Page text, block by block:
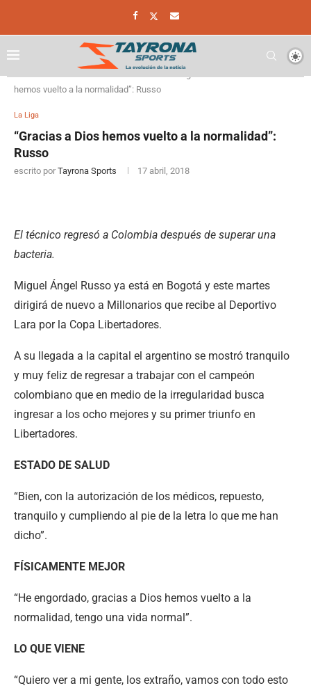
hemos vuelto a la normalidad”: Russo
La Liga
“Gracias a Dios hemos vuelto a la normalidad”:
Russo
escrito por Tayrona Sports 17 abril, 2018
El técnico regresó a Colombia después de superar una
bacteria.
Miguel Ángel Russo ya está en Bogotá y este martes
dirigirá de nuevo a Millonarios que recibe al Deportivo
Lara por la Copa Libertadores.
A su llegada a la capital el argentino se mostró tranquilo
y muy feliz de regresar a trabajar con el campeón
colombiano que en medio de la irregularidad busca
ingresar a los ocho mejores y su primer triunfo en
Libertadores.
ESTADO DE SALUD
“Bien, con la autorización de los médicos, repuesto,
tranquilo y cumpliendo al pie de la letra lo que me han
dicho”.
FÍSICAMENTE MEJOR
“He engordado, gracias a Dios hemos vuelto a la
normalidad, tengo una vida normal”.
LO QUE VIENE
“Quiero ver a mi gente, los extraño, vamos con todo esto